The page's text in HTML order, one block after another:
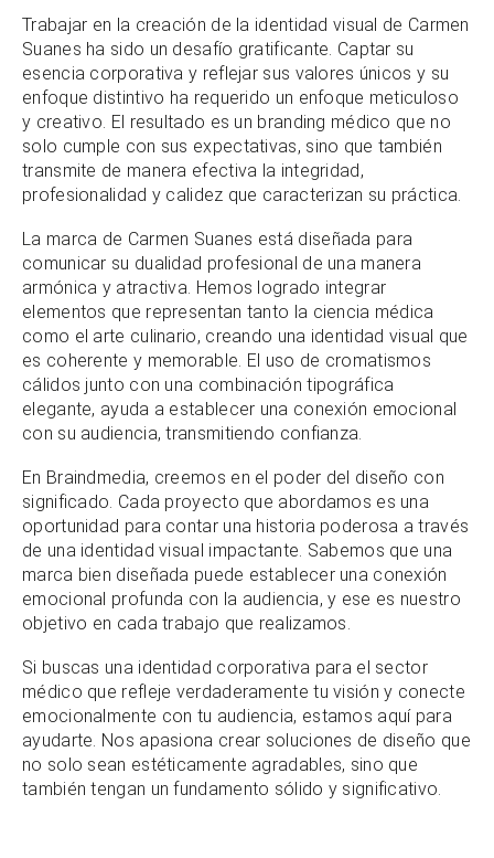
Trabajar en la creación de la identidad visual de Carmen
Suanes ha sido un desafío gratificante. Captar su
esencia corporativa y reflejar sus valores únicos y su
enfoque distintivo ha requerido un enfoque meticuloso
y creativo. El resultado es un branding médico que no
solo cumple con sus expectativas, sino que también
transmite de manera efectiva la integridad,
profesionalidad y calidez que caracterizan su práctica.
La marca de Carmen Suanes está diseñada para
comunicar su dualidad profesional de una manera
armónica y atractiva. Hemos logrado integrar
elementos que representan tanto la ciencia médica
como el arte culinario, creando una identidad visual que
es coherente y memorable. El uso de cromatismos
cálidos junto con una combinación tipográfica
elegante, ayuda a establecer una conexión emocional
con su audiencia, transmitiendo confianza.
En Braindmedia, creemos en el poder del diseño con
significado. Cada proyecto que abordamos es una
oportunidad para contar una historia poderosa a través
de una identidad visual impactante. Sabemos que una
marca bien diseñada puede establecer una conexión
emocional profunda con la audiencia, y ese es nuestro
objetivo en cada trabajo que realizamos.
Si buscas una identidad corporativa para el sector
médico que refleje verdaderamente tu visión y conecte
emocionalmente con tu audiencia, estamos aquí para
ayudarte. Nos apasiona crear soluciones de diseño que
no solo sean estéticamente agradables, sino que
también tengan un fundamento sólido y significativo.